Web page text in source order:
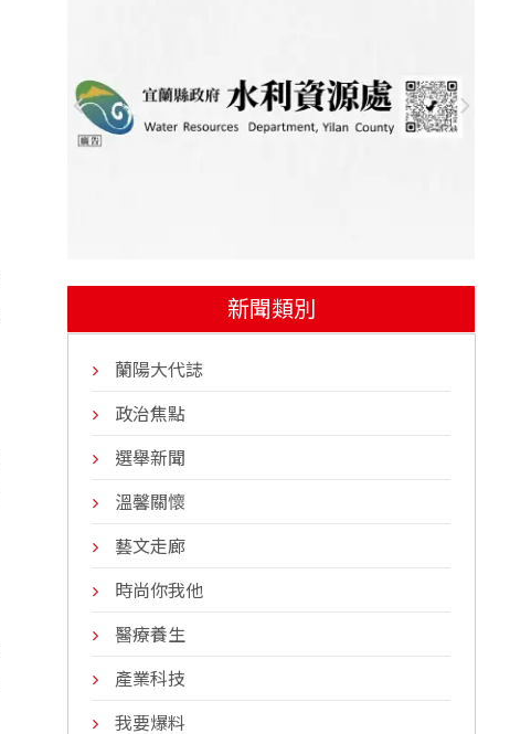
新聞類別
蘭陽大代誌
政治焦點
選舉新聞
溫馨關懷
藝文走廊
時尚你我他
醫療養生
產業科技
我要爆料